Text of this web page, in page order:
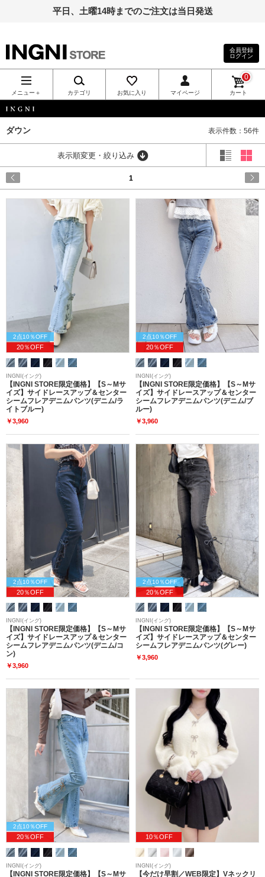
平日、土曜14時までのご注文は当日発送
INGNI（イン
グ）公式通
販｜INGNI
STORE
会員登録
ログイン
メニュー＋ カテゴリ お気に入り マイページ カート
0
ダウン 表示件数：56件
表示順変更・絞り込み
1
2点10％OFF
20％OFF
INGNI(イング)
【INGNI STORE限定価格】【S～Mサ
イズ】サイドレースアップ＆センター
シームフレアデニムパンツ(デニム/ラ
イトブルー)
￥3,960
2点10％OFF
20％OFF
INGNI(イング)
【INGNI STORE限定価格】【S～Mサ
イズ】サイドレースアップ＆センター
シームフレアデニムパンツ(デニム/ブ
ルー)
￥3,960
2点10％OFF
20％OFF
INGNI(イング)
【INGNI STORE限定価格】【S～Mサ
イズ】サイドレースアップ＆センター
シームフレアデニムパンツ(デニム/コ
ン)
￥3,960
2点10％OFF
20％OFF
INGNI(イング)
【INGNI STORE限定価格】【S～Mサ
イズ】サイドレースアップ＆センター
シームフレアデニムパンツ(グレー)
￥3,960
2点10％OFF
20％OFF
INGNI(イング)
【INGNI STORE限定価格】【S～Mサ
10％OFF
INGNI(イング)
【今だけ早割／WEB限定】Vネックリ